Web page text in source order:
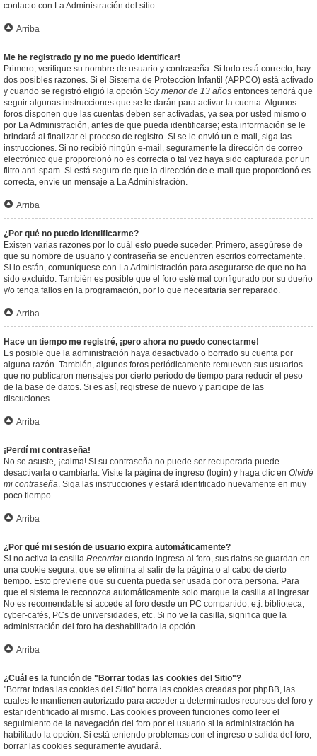
contacto con La Administración del sitio.
Arriba
Me he registrado ¡y no me puedo identificar!
Primero, verifique su nombre de usuario y contraseña. Si todo está correcto, hay
dos posibles razones. Si el Sistema de Protección Infantil (APPCO) está activado
y cuando se registró eligió la opción Soy menor de 13 años entonces tendrá que
seguir algunas instrucciones que se le darán para activar la cuenta. Algunos
foros disponen que las cuentas deben ser activadas, ya sea por usted mismo o
por La Administración, antes de que pueda identificarse; esta información se le
brindará al finalizar el proceso de registro. Si se le envió un e-mail, siga las
instrucciones. Si no recibió ningún e-mail, seguramente la dirección de correo
electrónico que proporcionó no es correcta o tal vez haya sido capturada por un
filtro anti-spam. Si está seguro de que la dirección de e-mail que proporcionó es
correcta, envíe un mensaje a La Administración.
Arriba
¿Por qué no puedo identificarme?
Existen varias razones por lo cuál esto puede suceder. Primero, asegúrese de
que su nombre de usuario y contraseña se encuentren escritos correctamente.
Si lo están, comuníquese con La Administración para asegurarse de que no ha
sido excluido. También es posible que el foro esté mal configurado por su dueño
y/o tenga fallos en la programación, por lo que necesitaría ser reparado.
Arriba
Hace un tiempo me registré, ¡pero ahora no puedo conectarme!
Es posible que la administración haya desactivado o borrado su cuenta por
alguna razón. También, algunos foros periódicamente remueven sus usuarios
que no publicaron mensajes por cierto periodo de tiempo para reducir el peso
de la base de datos. Si es así, registrese de nuevo y participe de las
discuciones.
Arriba
¡Perdí mi contraseña!
No se asuste, ¡calma! Si su contraseña no puede ser recuperada puede
desactivarla o cambiarla. Visite la página de ingreso (login) y haga clic en Olvidé
mi contraseña. Siga las instrucciones y estará identificado nuevamente en muy
poco tiempo.
Arriba
¿Por qué mi sesión de usuario expira automáticamente?
Si no activa la casilla Recordarcuando ingresa al foro, sus datos se guardan en
una cookie segura, que se elimina al salir de la página o al cabo de cierto
tiempo. Esto previene que su cuenta pueda ser usada por otra persona. Para
que el sistema le reconozca automáticamente solo marque la casilla al ingresar.
No es recomendable si accede al foro desde un PC compartido, e.j. biblioteca,
cyber-cafés, PCs de universidades, etc. Si no ve la casilla, significa que la
administración del foro ha deshabilitado la opción.
Arriba
¿Cuál es la función de "Borrar todas las cookies del Sitio"?
"Borrar todas las cookies del Sitio" borra las cookies creadas por phpBB, las
cuales le mantienen autorizado para acceder a determinados recursos del foro y
estar identificado al mismo. Las cookies proveen funciones como leer el
seguimiento de la navegación del foro por el usuario si la administración ha
habilitado la opción. Si está teniendo problemas con el ingreso o salida del foro,
borrar las cookies seguramente ayudará.